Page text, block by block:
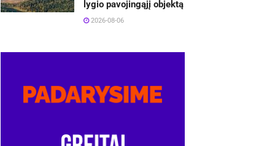
lygio pavojingąjį objektą
2026-08-06